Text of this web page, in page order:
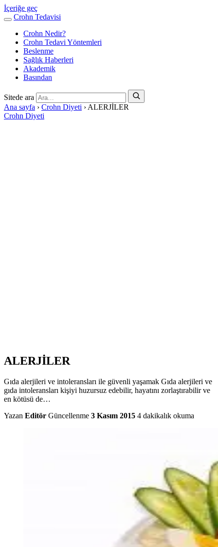
İçeriğe geç
Crohn Tedavisi
Crohn Nedir?
Crohn Tedavi Yöntemleri
Beslenme
Sağlık Haberleri
Akademik
Basından
Sitede ara
Ana sayfa › Crohn Diyeti › ALERJİLER
Crohn Diyeti
ALERJİLER
Gıda alerjileri ve intoleransları ile güvenli yaşamak Gıda alerjileri ve
gıda intoleransları kişiyi huzursuz edebilir, hayatını zorlaştırabilir ve
en kötüsü de…
Yazan Editör Güncellenme 3 Kasım 2015 4 dakikalık okuma